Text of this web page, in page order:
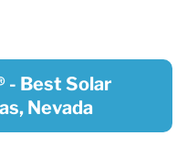
- Best Solar
Nevada